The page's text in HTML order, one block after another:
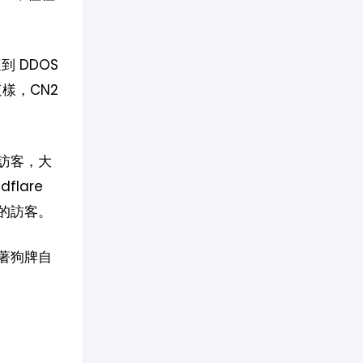
DDOS
，CN2
客，大
客。
狗牌自